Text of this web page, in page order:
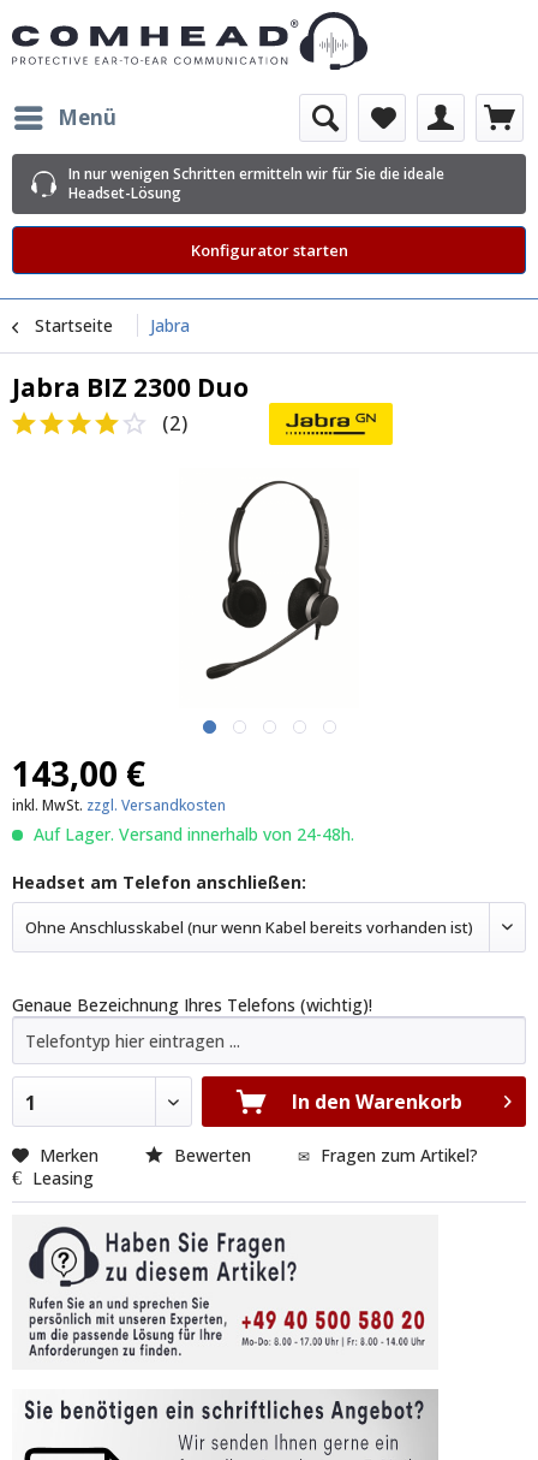
Menü
In nur wenigen Schritten ermitteln wir für Sie die ideale
Headset-Lösung
Konfigurator starten
Startseite Jabra
Jabra BIZ 2300 Duo
(2)
143,00 €
inkl. MwSt. zzgl. Versandkosten
Auf Lager. Versand innerhalb von 24-48h.
Headset am Telefon anschließen:
Ohne Anschlusskabel (nur wenn Kabel bereits vorhanden ist)
Genaue Bezeichnung Ihres Telefons (wichtig)!
1 In den Warenkorb
Merken Bewerten
Fragen zum Artikel?
Leasing